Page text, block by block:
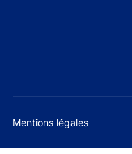
Mentions légales